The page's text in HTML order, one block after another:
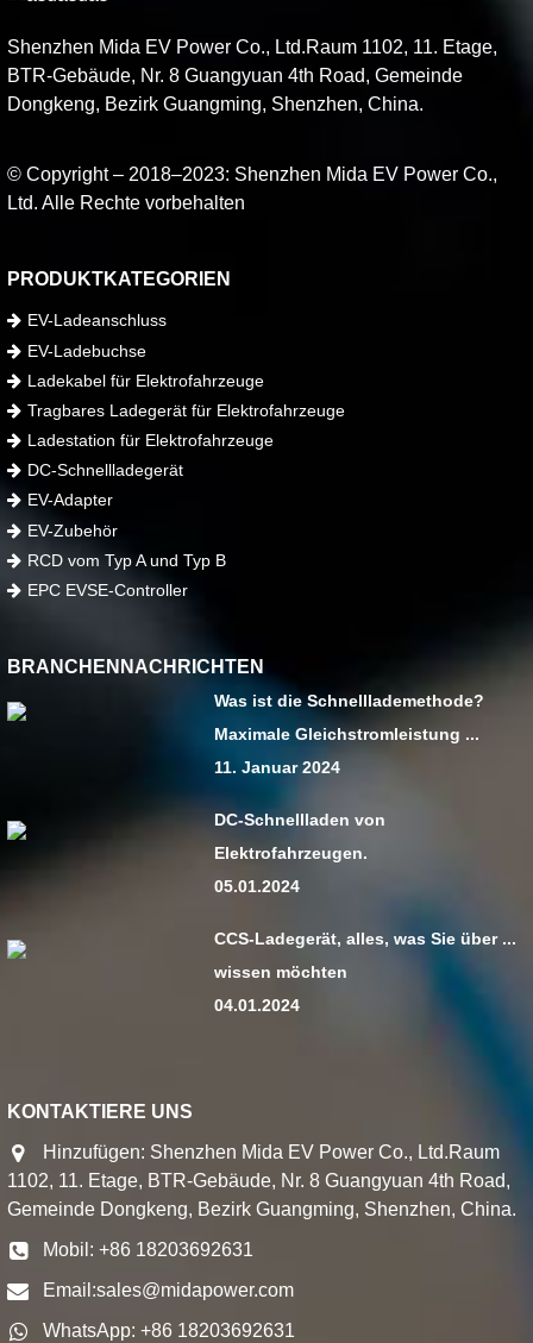
Shenzhen Mida EV Power Co., Ltd.Raum 1102, 11. Etage,
BTR-Gebäude, Nr. 8 Guangyuan 4th Road, Gemeinde
Dongkeng, Bezirk Guangming, Shenzhen, China.
© Copyright – 2018–2023: Shenzhen Mida EV Power Co.,
Ltd. Alle Rechte vorbehalten
PRODUKTKATEGORIEN
EV-Ladeanschluss
EV-Ladebuchse
Ladekabel für Elektrofahrzeuge
Tragbares Ladegerät für Elektrofahrzeuge
Ladestation für Elektrofahrzeuge
DC-Schnellladegerät
EV-Adapter
EV-Zubehör
RCD vom Typ A und Typ B
EPC EVSE-Controller
BRANCHENNACHRICHTEN
Was ist die Schnelllademethode?
Maximale Gleichstromleistung ...
11. Januar 2024
DC-Schnellladen von
Elektrofahrzeugen.
05.01.2024
CCS-Ladegerät, alles, was Sie über ...
wissen möchten
04.01.2024
KONTAKTIERE UNS
Hinzufügen: Shenzhen Mida EV Power Co., Ltd.Raum
1102, 11. Etage, BTR-Gebäude, Nr. 8 Guangyuan 4th Road,
Gemeinde Dongkeng, Bezirk Guangming, Shenzhen, China.
Mobil: +86 18203692631
Email:sales@midapower.com
WhatsApp: +86 18203692631